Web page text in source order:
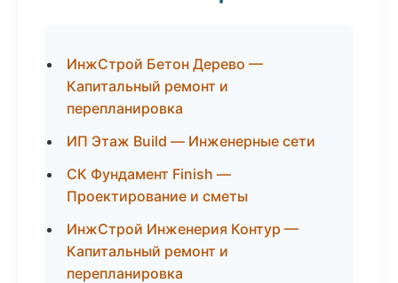
ИнжСтрой Бетон Дерево —
Капитальный ремонт и
перепланировка
ИП Этаж Build — Инженерные сети
СК Фундамент Finish —
Проектирование и сметы
ИнжСтрой Инженерия Контур —
Капитальный ремонт и
перепланировка